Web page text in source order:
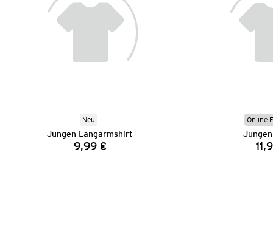
Neu
Jungen Langarmshirt
Preis:
9,99 €
Online